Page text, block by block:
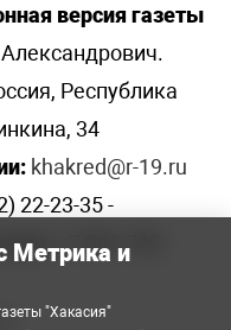
версия газеты
Республика
34
khakred@r-19.ru
22-23-35 -
+7 961 743
.
Метрика и
"Хакасия"